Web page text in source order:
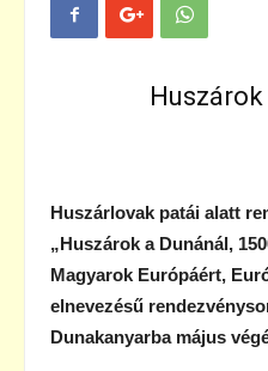
Huszárlovak patái alatt
„Huszárok a Dunánál,
Magyarok Európáért,
elnevezésű
Dunakanyarba május